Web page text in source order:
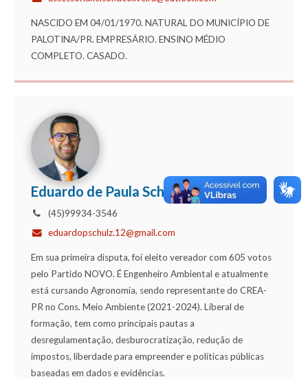
NASCIDO EM 04/01/1970. NATURAL DO MUNICÍPIO DE
PALOTINA/PR. EMPRESÁRIO. ENSINO MÉDIO
COMPLETO. CASADO.
Eduardo de Paula Schulz (NOVO)
(45)99934-3546
eduardopschulz.12@gmail.com
Em sua primeira disputa, foi eleito vereador com 605 votos
pelo Partido NOVO. É Engenheiro Ambiental e atualmente
está cursando Agronomia, sendo representante do CREA-
PR no Cons. Meio Ambiente (2021-2024). Liberal de
formação, tem como principais pautas a
desregulamentação, desburocratização, redução de
impostos, liberdade para empreender e políticas públicas
baseadas em dados e evidências.